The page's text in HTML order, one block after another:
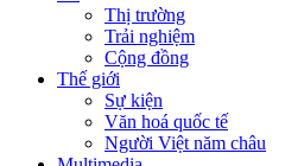
Thị trường
Trải nghiệm
Cộng đồng
Thế giới
Sự kiện
Văn hoá quốc tế
Người Việt năm châu